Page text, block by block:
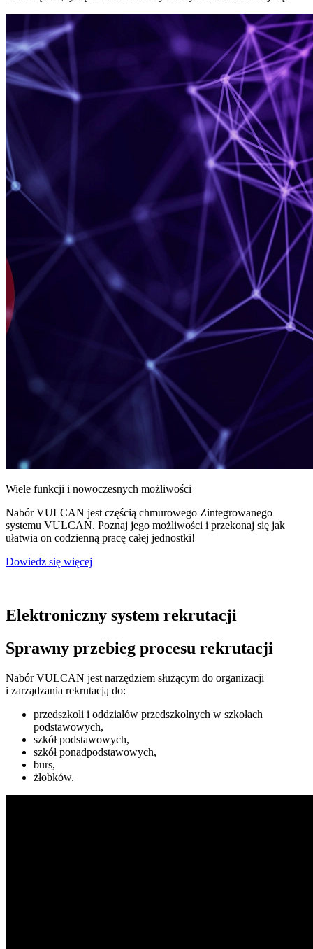
Wiele funkcji i nowoczesnych możliwości
Nabór VULCAN jest częścią chmurowego Zintegrowanego
systemu VULCAN. Poznaj jego możliwości i przekonaj się jak
ułatwia on codzienną pracę całej jednostki!
Dowiedz się więcej
Elektroniczny system rekrutacji
Sprawny przebieg procesu rekrutacji
Nabór VULCAN jest narzędziem służącym do organizacji
i zarządzania rekrutacją do:
przedszkoli i oddziałów przedszkolnych w szkołach
podstawowych,
szkół podstawowych,
szkół ponadpodstawowych,
burs,
żłobków.